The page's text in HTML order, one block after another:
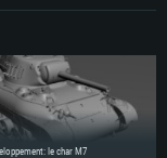
le char M7